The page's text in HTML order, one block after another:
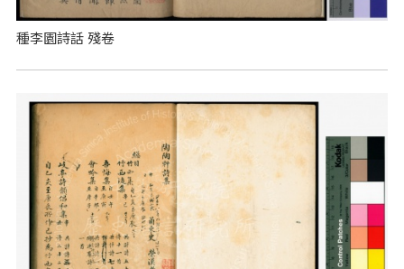
種李園詩話 殘卷